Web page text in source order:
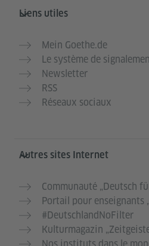
Liens utiles
Mein Goethe.de
Le système de
Newsletter
RSS
Réseaux sociaux
Autres sites Internet
Communauté „Deutsch
Portail pour enseignants
#DeutschlandNoFilter
Kulturmagazin